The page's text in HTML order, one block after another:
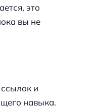
это
вы не
и
навыка.